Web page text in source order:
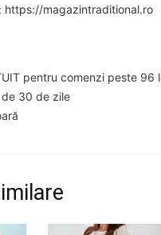
https://magazintraditional.ro
pentru comenzi peste 96
30 de zile